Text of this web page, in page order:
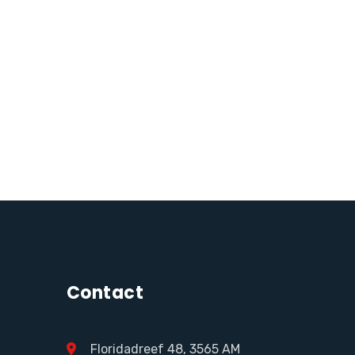
Contact
Floridadreef 48, 3565 AM